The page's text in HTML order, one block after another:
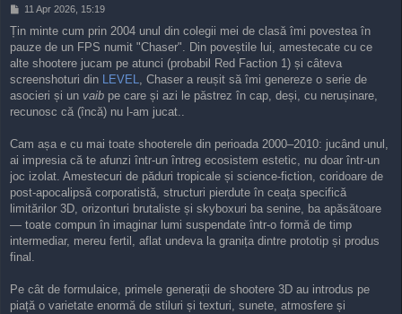
P
s
t
11 Apr 2026, 15:19
Țin minte cum prin 2004 unul din colegii mei de clasă îmi povestea în
pauze de un FPS numit "Chaser". Din poveștile lui, amestecate cu ce
alte shootere jucam pe atunci (probabil Red Faction 1) și câteva
screenshoturi din LEVEL, Chaser a reușit să îmi genereze o serie de
asocieri și un vaib pe care și azi le păstrez în cap, deși, cu nerușinare,
recunosc că (încă) nu l-am jucat..
Cam așa e cu mai toate shooterele din perioada 2000–2010: jucând unul,
ai impresia că te afunzi într-un întreg ecosistem estetic, nu doar într-un
joc izolat. Amestecuri de păduri tropicale și science-fiction, coridoare de
post-apocalipsă corporatistă, structuri pierdute în ceața specifică
limitărilor 3D, orizonturi brutaliste și skyboxuri ba senine, ba apăsătoare
— toate compun în imaginar lumi suspendate într-o formă de timp
intermediar, mereu fertil, aflat undeva la granița dintre prototip și produs
final.
Pe cât de formulaice, primele generații de shootere 3D au introdus pe
piață o varietate enormă de stiluri și texturi, sunete, atmosfere și